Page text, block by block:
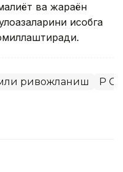
ва жараён
ҳисобга
ривожланиш ҚР